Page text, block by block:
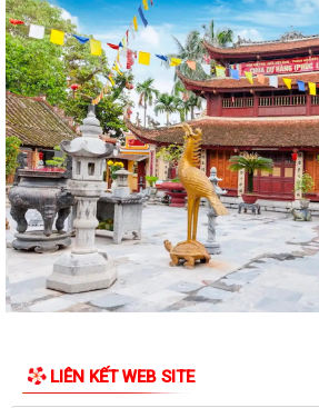
Công bố công khai danh mục thủ tục hành
dịch vụ công trực tuyến và thủ...
Thông báo Ban hành bổ sung, sửa đổi mã
đơn vị hành chính nhà nước trên...
Triển khai Nghị định số 294/2026/NĐ-CP,
CP và Nghị định số 296/2026/NĐ-CP...
Thông báo số 394/TB-VPCP ngày 21/7/
phủ thông báo Kết luận của Thủ tướng...
Triển khai thi hành Nghị định số 274/2026/
Quán triệt chỉ đạo của Tổng Bí thư, Chủ tịch
TB/VPTW, ngày 22/5/2026 và...
LIÊN KẾT WEB SITE